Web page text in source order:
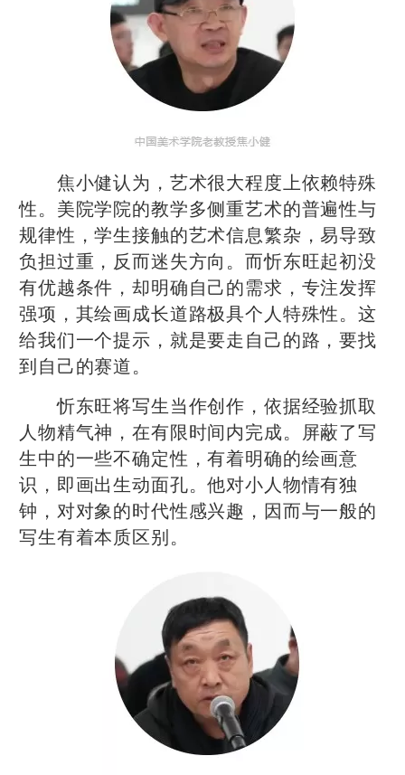
焦小健认为，艺术很大程度上依赖特殊
性。美院学院的教学多侧重艺术的普遍性与
规律性，学生接触的艺术信息繁杂，易导致
负担过重，反而迷失方向。而忻东旺起初没
有优越条件，却明确自己的需求，专注发挥
强项，其绘画成长道路极具个人特殊性。这
给我们一个提示，就是要走自己的路，要找
到自己的赛道。
忻东旺将写生当作创作，依据经验抓取
人物精气神，在有限时间内完成。屏蔽了写
生中的一些不确定性，有着明确的绘画意
识，即画出生动面孔。他对小人物情有独
钟，对对象的时代性感兴趣，因而与一般的
写生有着本质区别。